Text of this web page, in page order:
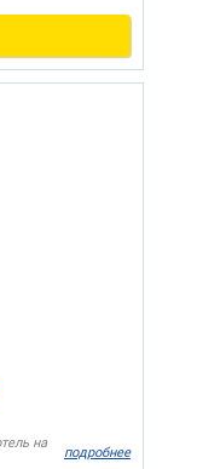
на
подробнее